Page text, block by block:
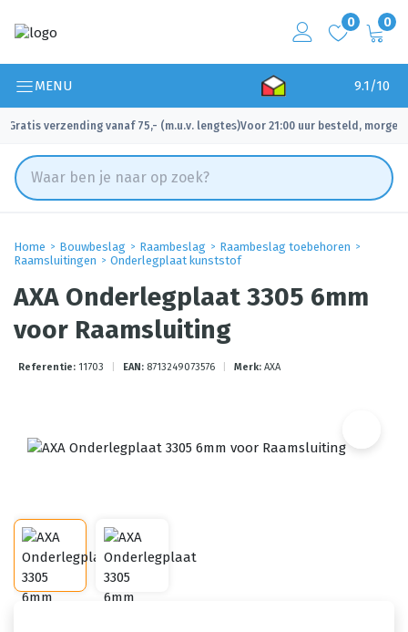
0 0
MENU 9.1/10
Gratis verzending vanaf 75,- (m.u.v. lengtes)
✓ Voor 21:00 uur besteld, morgen
Home Bouwbeslag Raambeslag
Raambeslag toebehoren
Raamsluitingen
Onderlegplaat kunststof
AXA Onderlegplaat 3305 6mm
voor Raamsluiting
Referentie: 11703 EAN: 8713249073576 Merk: AXA